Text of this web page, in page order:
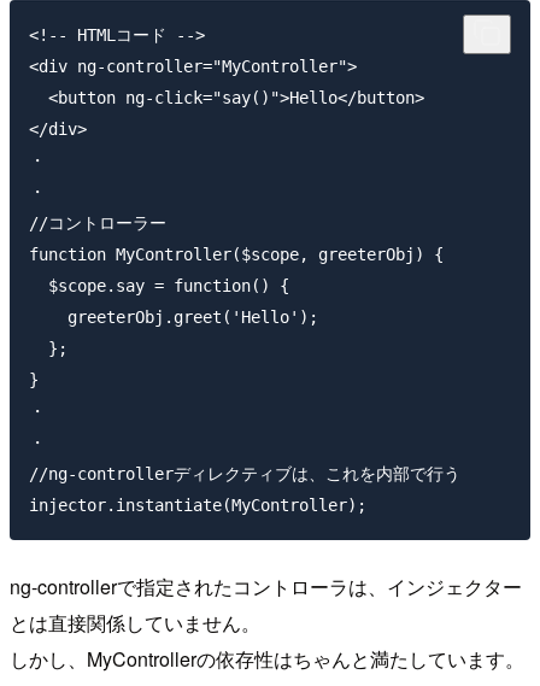
<!-- HTMLコード -->
<div ng-controller="MyController">
  <button ng-click="say()">Hello</button>
</div>
・
・
//コントローラー
function MyController($scope, greeterObj) {
  $scope.say = function() {
    greeterObj.greet('Hello');
  };
}
・
・
//ng-controllerディレクティブは、これを内部で行う
ng-controllerで指定されたコントローラは、インジェクター
とは直接関係していません。
しかし、MyControllerの依存性はちゃんと満たしています。